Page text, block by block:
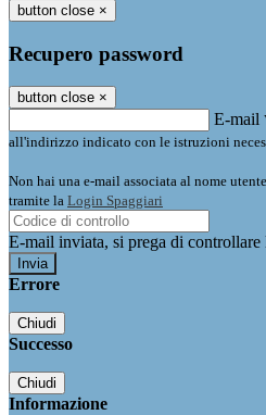
button close ×
Recupero password
button close ×
E-mail
all'indirizzo indicato con le istruzioni
Non hai una e-mail associata al nome
tramite la Login Spaggiari
E-mail inviata, si prega di controllare
Errore
Chiudi
Successo
Chiudi
Informazione